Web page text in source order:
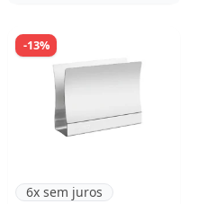
-13%
6x sem juros